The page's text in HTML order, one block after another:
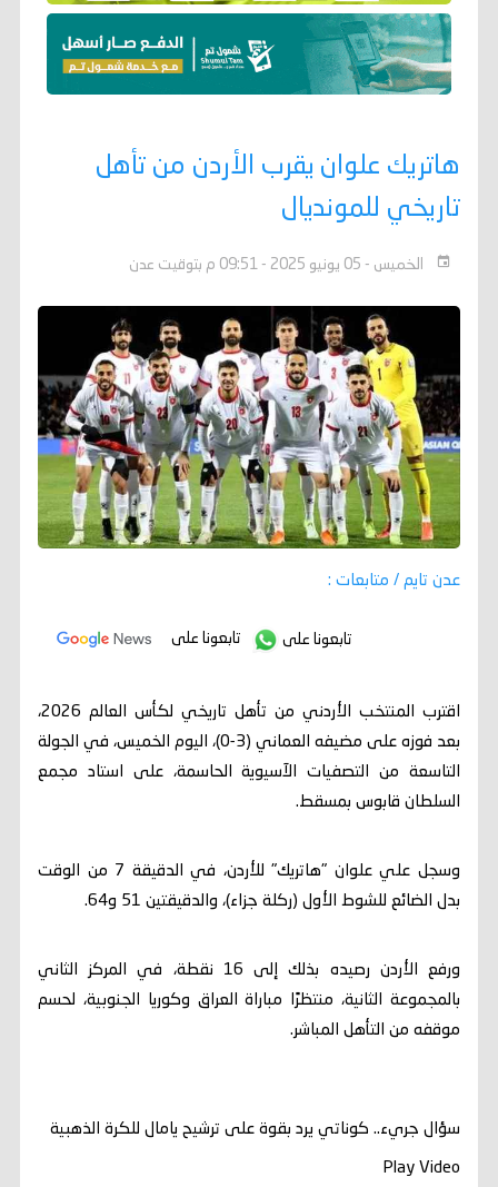
هاتريك علوان يقرب الأردن من تأهل
تاريخي للمونديال
الخميس - 05 يونيو 2025 - 09:51 م بتوقيت عدن
عدن تايم / متابعات :
تابعونا على تابعونا على
اقترب المنتخب الأردني من تأهل تاريخي لكأس العالم 2026،
بعد فوزه على مضيفه العماني (3-0)، اليوم الخميس، في الجولة
التاسعة من التصفيات الآسيوية الحاسمة، على استاد مجمع
السلطان قابوس بمسقط.
وسجل علي علوان "هاتريك" للأردن، في الدقيقة 7 من الوقت
بدل الضائع للشوط الأول (ركلة جزاء)، والدقيقتين 51 و64.
ورفع الأردن رصيده بذلك إلى 16 نقطة، في المركز الثاني
بالمجموعة الثانية، منتظرًا مباراة العراق وكوريا الجنوبية، لحسم
موقفه من التأهل المباشر.
سؤال جريء.. كوناتي يرد بقوة على ترشيح يامال للكرة الذهبية
Play Video